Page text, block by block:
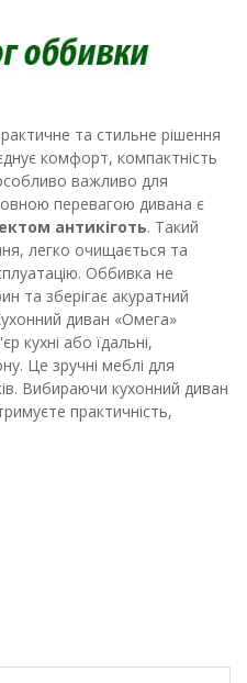
та стильне рішення
комфорт, компактність
важливо для
перевагою дивана є
антикіготь. Такий
легко очищається та
Оббивка не
та зберігає акуратний
диван «Омега»
кухні або їдальні,
Це зручні меблі для
Вибираючи кухонний диван
практичність,